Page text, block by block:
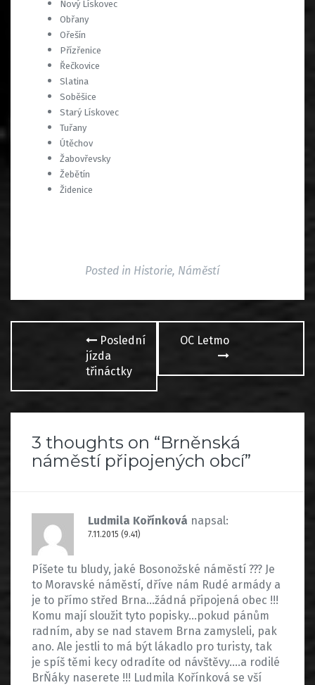
Nový Lískovec
Obřany
Ořešín
Přízřenice
Řečkovice
Slatina
Soběšice
Starý Lískovec
Tuřany
Útěchov
Žabovřevsky
Žebětín
Židenice
Posted in Historie, Náměstí
navigation
Poslední
jízda
třináctky
OC Letmo
3 thoughts on “Brněnská
náměstí připojených obcí”
Ludmila Kořínková napsal:
7.11.2015 (9.41)
Píšete tu bludy, jaké Bosonožské náměstí ??? Je
to Moravské náměstí, dříve nám Rudé armády a
je to přímo střed Brna…žádná připojená obec !!!
Komu mají sloužit tyto popisky…pokud pánům
radním, aby se nad stavem Brna zamysleli, pak
ano. Ale jestli to má být lákadlo pro turisty, tak
je spíš těmi kecy odradíte od návštěvy….a rodilé
BrŇáky naserete !!! Ludmila Kořínková se vší